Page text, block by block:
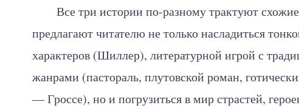
Все три истории по-разному трактуют
предлагают читателю не только насладиться
характеров (Шиллер), литературной игрой с
жанрами (пастораль, плутовской роман,
— Гроссе), но и погрузиться в мир страстей,